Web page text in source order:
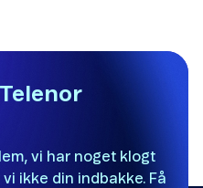
vi har noget klogt
ikke din indbakke. Få